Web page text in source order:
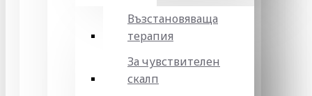
Възстановяваща
терапия
За чувствителен
скалп